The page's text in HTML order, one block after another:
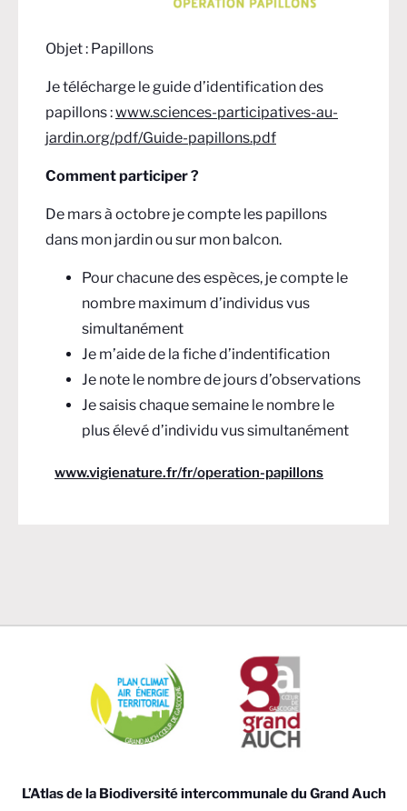
Objet : Papillons
Je télécharge le guide d’identification des
papillons :www.sciences-participatives-au-
jardin.org/pdf/Guide-papillons.pdf
Comment participer ?
De mars à octobre je compte les papillons
dans mon jardin ou sur mon balcon.
Pour chacune des espèces, je compte le
nombre maximum d’individus vus
simultanément
Je m’aide de la fiche d’indentification
Je note le nombre de jours d’observations
Je saisis chaque semaine le nombre le
plus élevé d’individu vus simultanément
www.vigienature.fr/fr/operation-papillons
L’Atlas de la Biodiversité intercommunale du Grand Auch